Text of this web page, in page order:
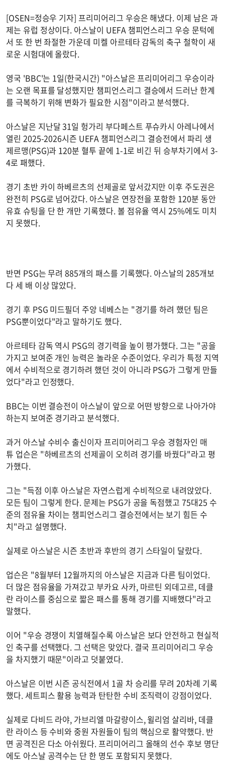
[OSEN=정승우 기자] 프리미어리그 우승은 해냈다. 이제 남은 과
제는 유럽 정상이다. 아스날이 UEFA 챔피언스리그 우승 문턱에
서 또 한 번 좌절한 가운데 미켈 아르테타 감독의 축구 철학이 새
로운 시험대에 올랐다.
영국 'BBC'는 1일(한국시간) "아스날은 프리미어리그 우승이라
는 오랜 목표를 달성했지만 챔피언스리그 결승에서 드러난 한계
를 극복하기 위해 변화가 필요한 시점"이라고 분석했다.
아스날은 지난달 31일 헝가리 부다페스트 푸슈카시 아레나에서
열린 2025-2026시즌 UEFA 챔피언스리그 결승전에서 파리 생
제르맹(PSG)과 120분 혈투 끝에 1-1로 비긴 뒤 승부차기에서 3-
4로 패했다.
경기 초반 카이 하베르츠의 선제골로 앞서갔지만 이후 주도권은
완전히 PSG로 넘어갔다. 아스날은 연장전을 포함한 120분 동안
유효 슈팅을 단 한 개만 기록했다. 볼 점유율 역시 25%에도 미치
지 못했다.
반면 PSG는 무려 885개의 패스를 기록했다. 아스날의 285개보
다 세 배 이상 많았다.
경기 후 PSG 미드필더 주앙 네베스는 "경기를 하려 했던 팀은
PSG뿐이었다"라고 말하기도 했다.
아르테타 감독 역시 PSG의 경기력을 높이 평가했다. 그는 "공을
가지고 보여준 개인 능력은 놀라운 수준이었다. 우리가 특정 지역
에서 수비적으로 경기하려 했던 것이 아니라 PSG가 그렇게 만들
었다"라고 인정했다.
BBC는 이번 결승전이 아스날이 앞으로 어떤 방향으로 나아가야
하는지 보여준 경기라고 분석했다.
과거 아스날 수비수 출신이자 프리미어리그 우승 경험자인 매
튜 업슨은 "하베르츠의 선제골이 오히려 경기를 바꿨다"라고 평
가했다.
그는 "득점 이후 아스날은 자연스럽게 수비적으로 내려앉았다.
모든 팀이 그렇게 한다. 문제는 PSG가 공을 독점했고 75대25 수
준의 점유율 차이는 챔피언스리그 결승전에서는 보기 힘든 수
치"라고 설명했다.
실제로 아스날은 시즌 초반과 후반의 경기 스타일이 달랐다.
업슨은 "8월부터 12월까지의 아스날은 지금과 다른 팀이었다.
더 많은 점유율을 가져갔고 부카요 사카, 마르틴 외데고르, 데클
란 라이스를 중심으로 짧은 패스를 통해 경기를 지배했다"라고
말했다.
이어 "우승 경쟁이 치열해질수록 아스날은 보다 안전하고 현실적
인 축구를 선택했다. 그 선택은 맞았다. 결국 프리미어리그 우승
을 차지했기 때문"이라고 덧붙였다.
아스날은 이번 시즌 공식전에서 1골 차 승리를 무려 20차례 기록
했다. 세트피스 활용 능력과 탄탄한 수비 조직력이 강점이었다.
실제로 다비드 라야, 가브리엘 마갈량이스, 윌리엄 살리바, 데클
란 라이스 등 수비와 중원 자원들이 팀의 핵심으로 활약했다. 반
면 공격진은 다소 아쉬웠다. 프리미어리그 올해의 선수 후보 명단
에도 아스날 공격수는 단 한 명도 포함되지 못했다.